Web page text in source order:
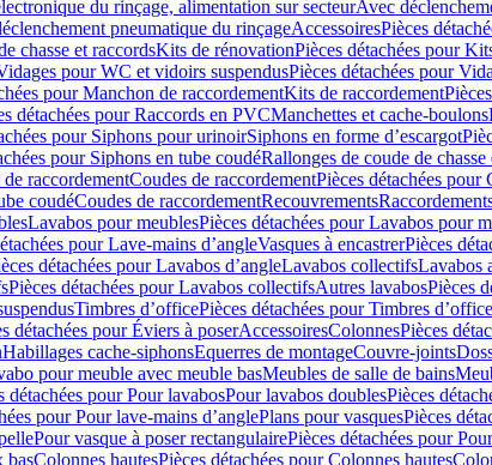
du rinçage, alimentation sur secteurAvec
pneumatique du rinçageAccessoiresPièces
chasse et raccordsKits de rénovationPièces détachées pour
pour WC et vidoirs suspendusPièces détachées pour
pour Manchon de raccordementKits de raccordement
détachées pour Raccords en PVCManchettes et cache-boulons
pour Siphons pour urinoirSiphons en forme d’escargot
pour Siphons en tube coudéRallonges de coude de chasse
raccordementCoudes de raccordementPièces détachées pour
coudéCoudes de raccordementRecouvrements
Lavabos pour meublesPièces détachées pour Lavabos pour
pour Lave-mains d’angleVasques à encastrerPièces
détachées pour Lavabos d’angleLavabos collectifsLavabos
Pièces détachées pour Lavabos collectifsAutres lavabosPièces
Timbres dʼofficePièces détachées pour Timbres dʼoffice
détachées pour Éviers à poserAccessoiresColonnesPièces
Habillages cache-siphonsEquerres de montageCouvre-joints
pour meuble avec meuble basMeubles de salle de bains
détachées pour Pour lavabosPour lavabos doublesPièces
pour Pour lave-mains d’anglePlans pour vasquesPièces
Pour vasque à poser rectangulairePièces détachées pour
basColonnes hautesPièces détachées pour Colonnes hautes